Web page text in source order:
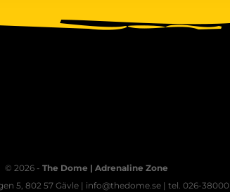
© 2026 - The Dome | Adrenaline Zone
5, 802 57 Gävle | info@thedome.se | tel. 026-38000